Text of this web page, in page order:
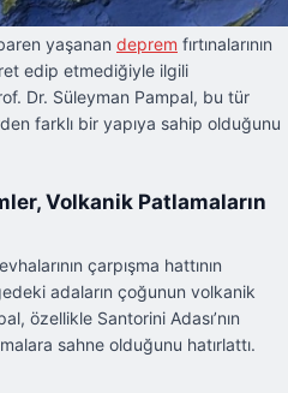
yaşanan deprem fırtınalarının
edip etmediğiyle ilgili
Dr. Süleyman Pampal, bu tür
farklı bir yapıya sahip olduğunu
Volkanik Patlamaların
çarpışma hattının
adaların çoğunun volkanik
özellikle Santorini Adası’nın
sahne olduğunu hatırlattı.